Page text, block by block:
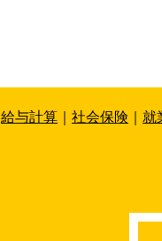
給与計算 社会保険 就